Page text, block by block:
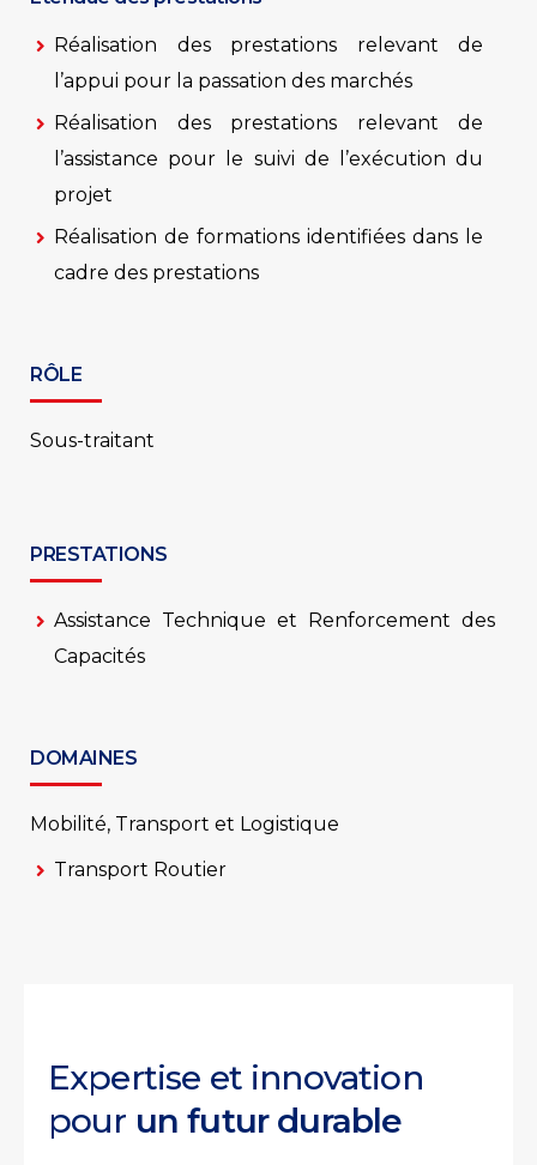
Réalisation des prestations relevant de
l’appui pour la passation des marchés
Réalisation des prestations relevant de
l’assistance pour le suivi de l’exécution du
projet
Réalisation de formations identifiées dans le
cadre des prestations
RÔLE
Sous-traitant
PRESTATIONS
Assistance Technique et Renforcement des
Capacités
DOMAINES
Mobilité, Transport et Logistique
Transport Routier
Expertise et innovation
pour un futur durable